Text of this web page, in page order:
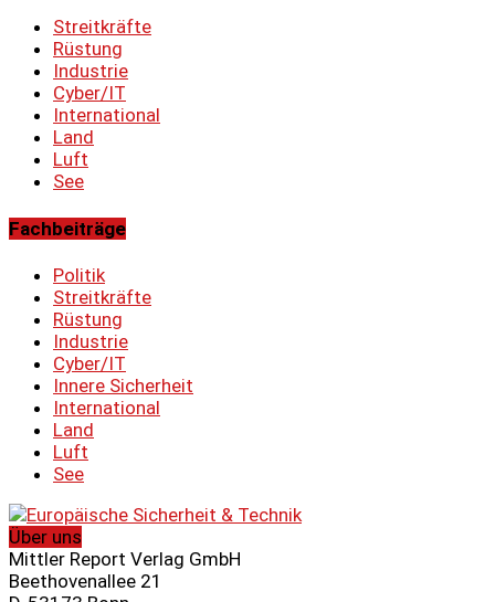
Streitkräfte
Rüstung
Industrie
Cyber/IT
International
Land
Luft
See
Fachbeiträge
Politik
Streitkräfte
Rüstung
Industrie
Cyber/IT
Innere Sicherheit
International
Land
Luft
See
Über uns
Mittler Report Verlag GmbH
Beethovenallee 21